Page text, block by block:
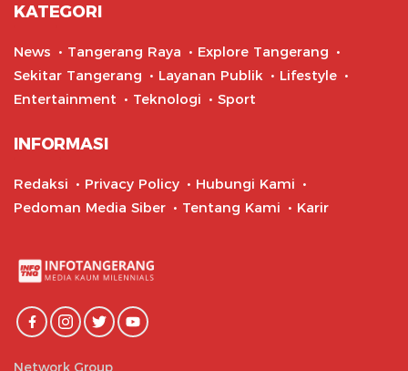
KATEGORI
News Tangerang Raya
Explore Tangerang
Sekitar Tangerang
Layanan Publik
Lifestyle
Entertainment
Teknologi Sport
INFORMASI
Redaksi Privacy Policy
Hubungi Kami
Pedoman Media Siber
Tentang Kami Karir
Network Group